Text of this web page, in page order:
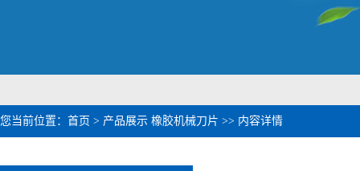
您当前位置： 首页 > 产品展示 橡胶机械刀片 >> 内容详情